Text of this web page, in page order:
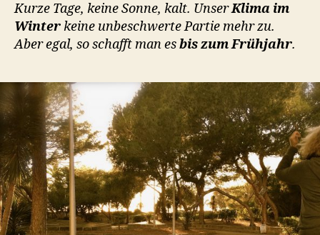
Kurze Tage, keine Sonne, kalt. UnserKlima im
Winterkeine unbeschwerte Partie mehr zu.
Aber egal, so schafft man esbis zum Frühjahr.